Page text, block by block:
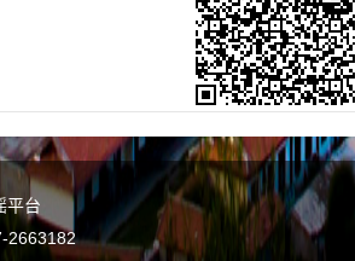
平台
2663182